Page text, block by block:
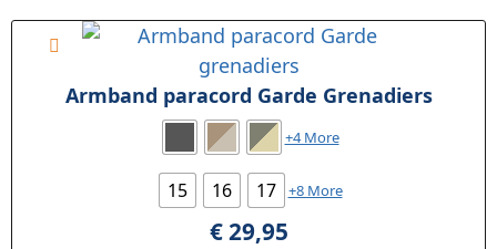
Armband paracord Garde Grenadiers
+4 More
15 16 17 +8 More
€29,95